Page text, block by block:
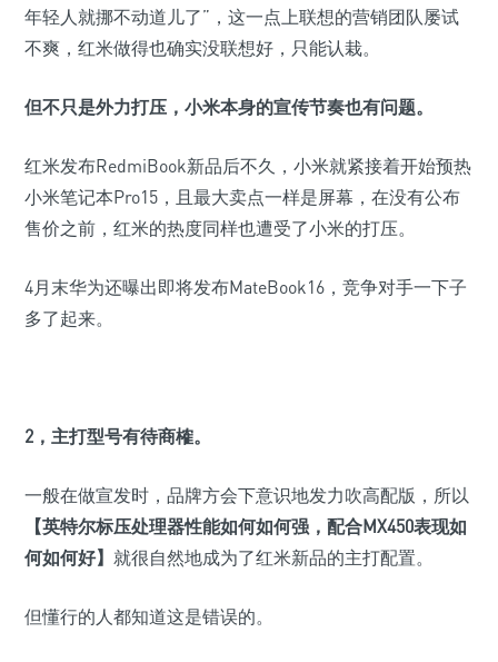
年轻人就挪不动道儿了”，这一点上联想的营销团队屡试
不爽，红米做得也确实没联想好，只能认栽。
但不只是外力打压，小米本身的宣传节奏也有问题。
红米发布RedmiBook新品后不久，小米就紧接着开始预热
小米笔记本Pro15，且最大卖点一样是屏幕，在没有公布
售价之前，红米的热度同样也遭受了小米的打压。
4月末华为还曝出即将发布MateBook16，竞争对手一下子
多了起来。
2， 主打型号有待商榷。
一般在做宣发时，品牌方会下意识地发力吹高配版，所以
【英特尔标压处理器性能如何如何强，配合MX450表现如
何如何好】 就很自然地成为了红米新品的主打配置。
但懂行的人都知道这是错误的。